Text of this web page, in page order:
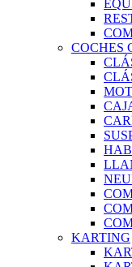
COCHES
KARTING